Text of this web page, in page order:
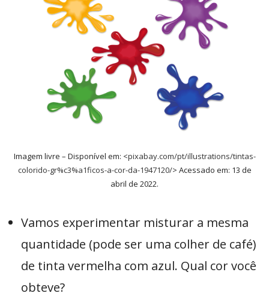
Imagem livre – Disponível em: <pixabay.com/pt/illustrations/tintas-
colorido-gr%c3%a1ficos-a-cor-da-1947120/> Acessado em: 13 de
abril de 2022.
Vamos experimentar misturar a mesma
quantidade (pode ser uma colher de café)
de tinta vermelha com azul. Qual cor você
obteve?